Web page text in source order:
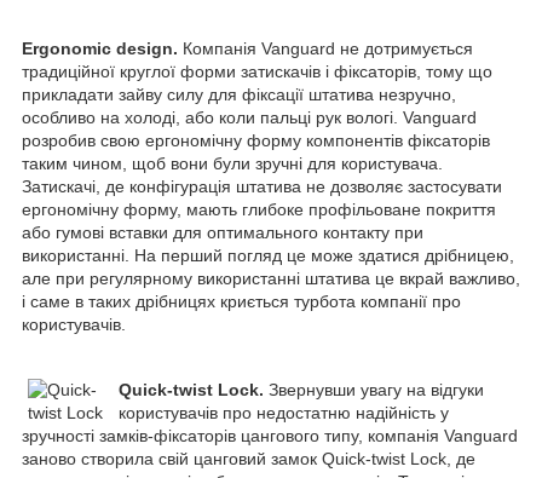
Ergonomic design. Компанія Vanguard не дотримується
традиційної круглої форми затискачів і фіксаторів, тому що
прикладати зайву силу для фіксації штатива незручно,
особливо на холоді, або коли пальці рук вологі. Vanguard
розробив свою ергономічну форму компонентів фіксаторів
таким чином, щоб вони були зручні для користувача.
Затискачі, де конфігурація штатива не дозволяє застосувати
ергономічну форму, мають глибоке профільоване покриття
або гумові вставки для оптимального контакту при
використанні. На перший погляд це може здатися дрібницею,
але при регулярному використанні штатива це вкрай важливо,
і саме в таких дрібницях криється турбота компанії про
користувачів.
Quick-twist Lock. Звернувши увагу на відгуки
користувачів про недостатню надійність у
зручності замків-фіксаторів цангового типу, компанія Vanguard
заново створила свій цанговий замок Quick-twist Lock, де